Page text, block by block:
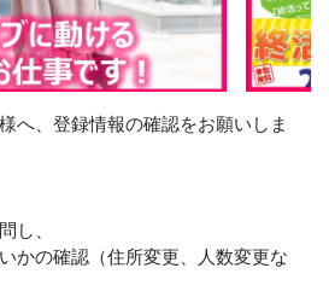
へ、登録情報の確認をお願いしま
し、
かの確認（住所変更、人数変更な